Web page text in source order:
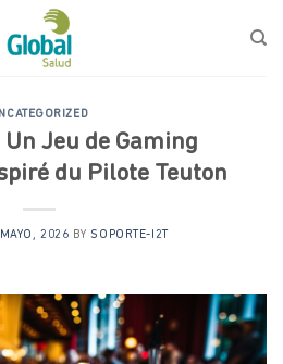
Un Jeu de Gaming
du Pilote Teuton
2026 BYSOPORTE-I2T